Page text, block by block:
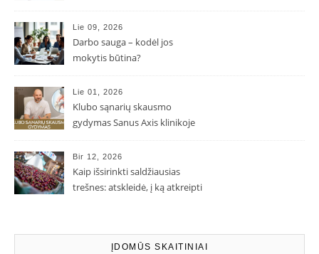
Lie 09, 2026
Darbo sauga – kodėl jos
mokytis būtina?
Lie 01, 2026
Klubo sąnarių skausmo
gydymas Sanus Axis klinikoje
Bir 12, 2026
Kaip išsirinkti saldžiausias
trešnes: atskleidė, į ką atkreipti
ĮDOMŪS SKAITINIAI